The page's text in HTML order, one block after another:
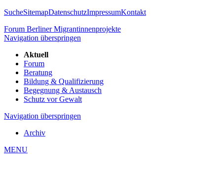
SucheSitemapDatenschutzImpressumKontakt
Forum Berliner Migrantinnenprojekte
Navigation überspringen
Aktuell
Forum
Beratung
Bildung & Qualifizierung
Begegnung & Austausch
Schutz vor Gewalt
Navigation überspringen
Archiv
MENU